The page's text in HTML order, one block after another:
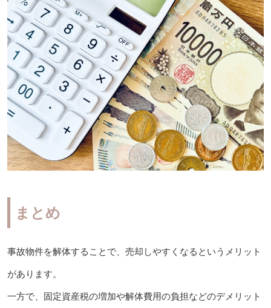
まとめ
事故物件を解体することで、売却しやすくなるというメリット
があります。
一方で、固定資産税の増加や解体費用の負担などのデメリット